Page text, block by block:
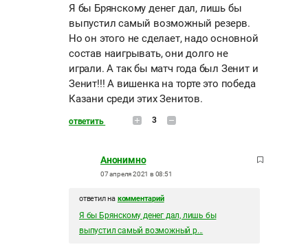
Я бы Брянскому денег дал, лишь бы
выпустил самый возможный резерв.
Но он этого не сделает, надо основной
состав наигрывать, они долго не
играли. А так бы матч года был Зенит и
Зенит!!! А вишенка на торте это победа
Казани среди этих Зенитов.
ответить 3
Анонимно
07 апреля 2021 в 08:51
ответил на комментарий
Я бы Брянскому денег дал, лишь бы
выпустил самый возможный р...